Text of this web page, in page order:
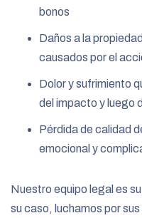
bonos
Daños a la
causados por el
Dolor y sufrimiento
del impacto y luego
Pérdida de calidad
emocional y
Nuestro equipo legal es
su caso, luchamos por